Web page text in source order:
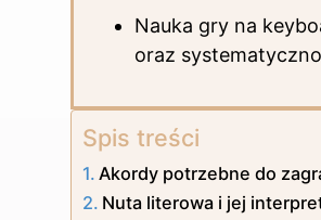
Nauka gry na
oraz
Spis treści
Akordy potrzebne do
Nuta literowa i jej